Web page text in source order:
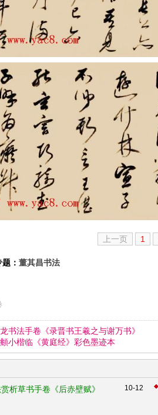
上一页 1
： 董其昌书法
书法手卷《录晋书王羲之与谢万书》
小楷临《黄庭经》彩色墨迹本
10-12
析草书手卷《后赤壁赋》